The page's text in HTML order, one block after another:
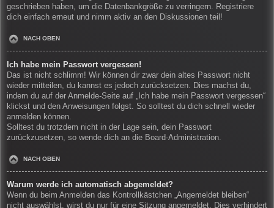
geschrieben haben, um die Datenbankgröße zu verringern. Registriere
dich einfach erneut und nimm aktiv an den Diskussionen teil!
NACH OBEN
Ich habe mein Passwort vergessen!
Das ist nicht schlimm! Wir können dir zwar dein altes Passwort nicht
wieder mitteilen, du kannst es jedoch zurücksetzen. Dies machst du,
indem du auf der Anmelde-Seite auf „Ich habe mein Passwort vergessen“
klickst und den Anweisungen folgst. So solltest du dich schnell wieder
anmelden können.
Solltest du trotzdem nicht in der Lage sein, dein Passwort
zurückzusetzen, so wende dich an die Board-Administration.
NACH OBEN
Warum werde ich automatisch abgemeldet?
Wenn du beim Anmelden das Kontrollkästchen „Angemeldet bleiben“
nicht auswählst, wirst du nur für eine Sitzung angemeldet. Dies verhindert